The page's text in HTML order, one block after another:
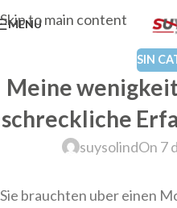
Skip to main content
MENU
SIN
Meine
schreckliche
suysolindOn 7
Sie brauchten uber einen